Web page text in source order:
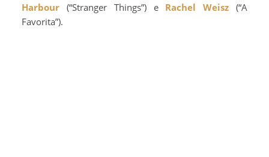
Harbour (“Stranger Things”) e Rachel Weisz (“A
Favorita”).